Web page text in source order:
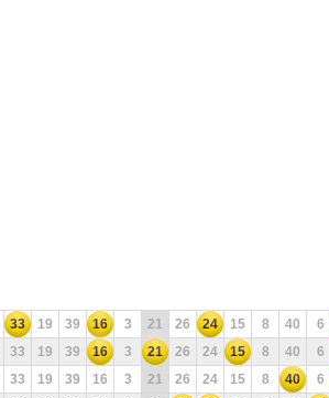
33 19 39 16 3 21 26 24 15 8 40 6
33 19 39 16 3 21 26 24 15 8 40 6
33 19 39 16 3 21 26 24 15 8 40 6